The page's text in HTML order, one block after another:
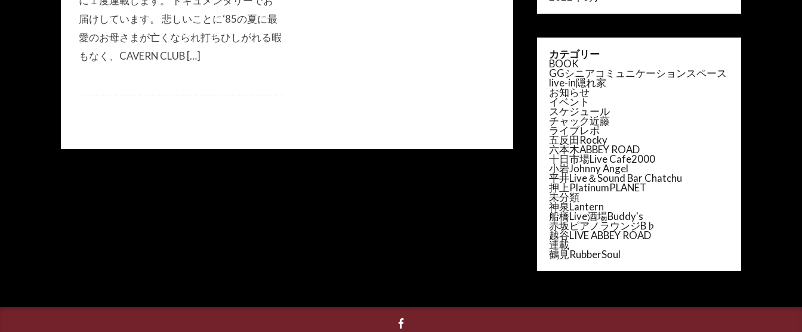
届けしています。 悲しいことに‘85の夏に最
愛のお母さまが亡くなられ打ちひしがれる暇
もなく、CAVERN CLUB […]
カテゴリー
BOOK
GGシニアコミュニケーションスペース
live-in隠れ家
お知らせ
イベント
スケジュール
チャック近藤
ライブレポ
五反田Rocky
六本木ABBEY ROAD
十日市場Live Cafe2000
小岩Johnny Angel
平井Live＆Sound Bar Chatchu
押上PlatinumPLANET
未分類
神泉Lantern
船橋Live酒場Buddy's
赤坂ピアノラウンジB♭
越谷LIVE ABBEY ROAD
連載
鶴見RubberSoul